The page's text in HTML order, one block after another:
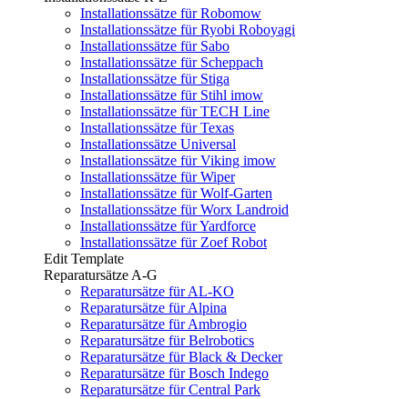
Installationssätze für Robomow
Installationssätze für Ryobi Roboyagi
Installationssätze für Sabo
Installationssätze für Scheppach
Installationssätze für Stiga
Installationssätze für Stihl imow
Installationssätze für TECH Line
Installationssätze für Texas
Installationssätze Universal
Installationssätze für Viking imow
Installationssätze für Wiper
Installationssätze für Wolf-Garten
Installationssätze für Worx Landroid
Installationssätze für Yardforce
Installationssätze für Zoef Robot
Edit Template
Reparatursätze A-G
Reparatursätze für AL-KO
Reparatursätze für Alpina
Reparatursätze für Ambrogio
Reparatursätze für Belrobotics
Reparatursätze für Black & Decker
Reparatursätze für Bosch Indego
Reparatursätze für Central Park